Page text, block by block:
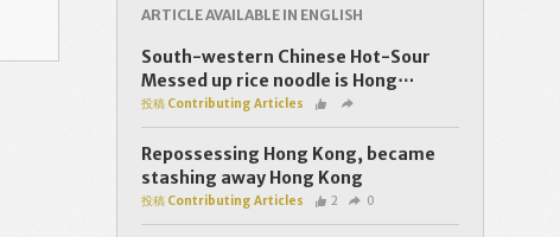
ARTICLE AVAILABLE IN ENGLISH
South-western Chinese Hot-Sour
Messed up rice noodle is Hong⋯
投稿 Contributing Articles
Repossessing Hong Kong, became
stashing away Hong Kong
投稿 Contributing Articles 2 0